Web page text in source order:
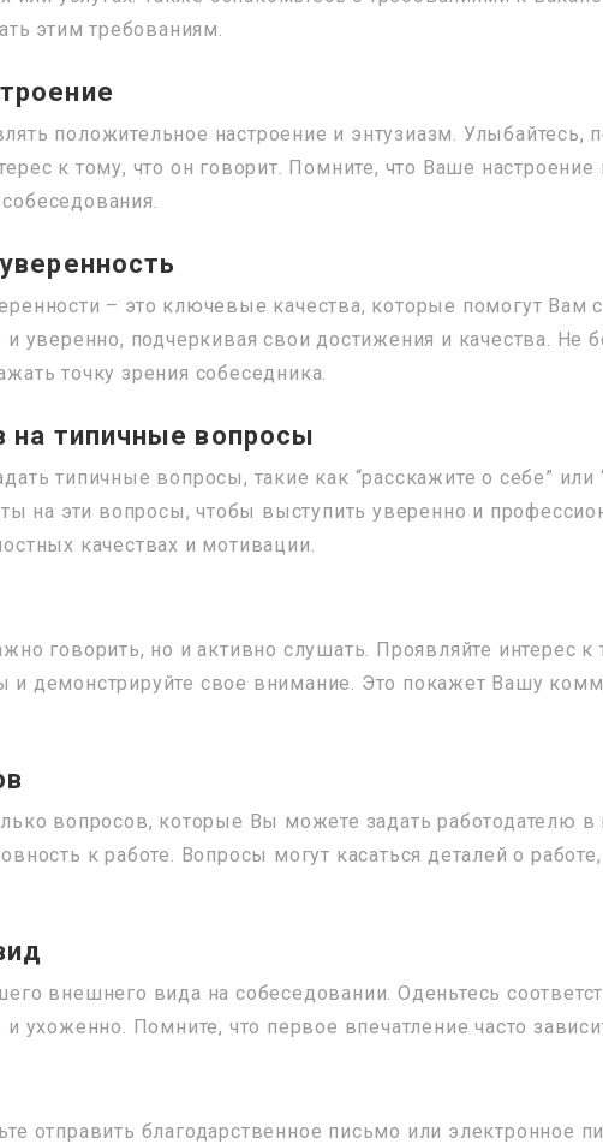
этим требованиям.
положительное настроение и энтузиазм. Улыбайтесь,
к тому, что он говорит. Помните, что Ваше
– это ключевые качества, которые помогут Вам
и уверенно, подчеркивая свои достижения и качества. Не
точку зрения собеседника.
на типичные вопросы
типичные вопросы, такие как “расскажите о себе”
на эти вопросы, чтобы выступить уверенно и
качествах и мотивации.
говорить, но и активно слушать. Проявляйте интерес к
и демонстрируйте свое внимание. Это покажет Вашу
вопросов, которые Вы можете задать работодателю
к работе. Вопросы могут касаться деталей о
внешнего вида на собеседовании. Оденьтесь
и ухоженно. Помните, что первое впечатление часто
отправить благодарственное письмо или электронное